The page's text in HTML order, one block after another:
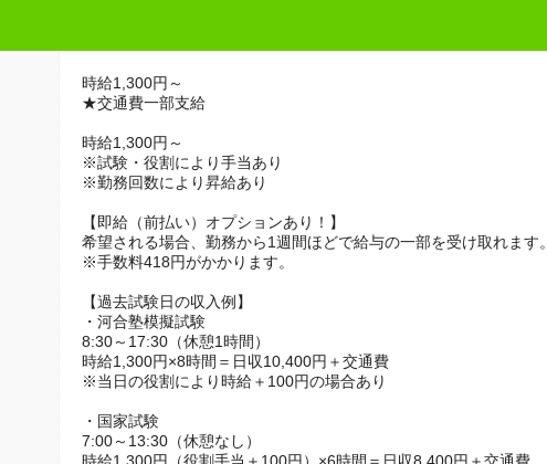
時給1,300円～
★交通費一部支給
時給1,300円～
※試験・役割により手当あり
※勤務回数により昇給あり
【即給（前払い）オプションあり！】
希望される場合、勤務から1週間ほどで給与の一部を受け取れます。
※手数料418円がかかります。
【過去試験日の収入例】
・河合塾模擬試験
8:30～17:30（休憩1時間）
時給1,300円×8時間＝日収10,400円＋交通費
※当日の役割により時給＋100円の場合あり
・国家試験
7:00～13:30（休憩なし）
時給1,300円（役割手当＋100円）×6時間＝日収8,400円＋交通費